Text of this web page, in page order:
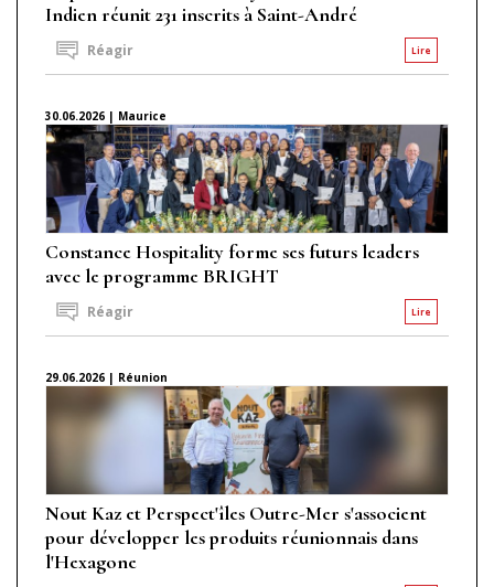
Indien réunit 231 inscrits à Saint-André
Lire
Réagir
30.06.2026 | Maurice
Constance Hospitality forme ses futurs leaders
avec le programme BRIGHT
Lire
Réagir
29.06.2026 | Réunion
Nout Kaz et Perspect'îles Outre-Mer s'associent
pour développer les produits réunionnais dans
l'Hexagone